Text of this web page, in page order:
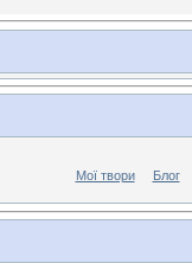
Мої твори Блог